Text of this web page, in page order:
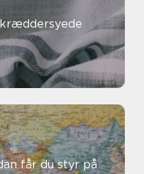
får du styr på